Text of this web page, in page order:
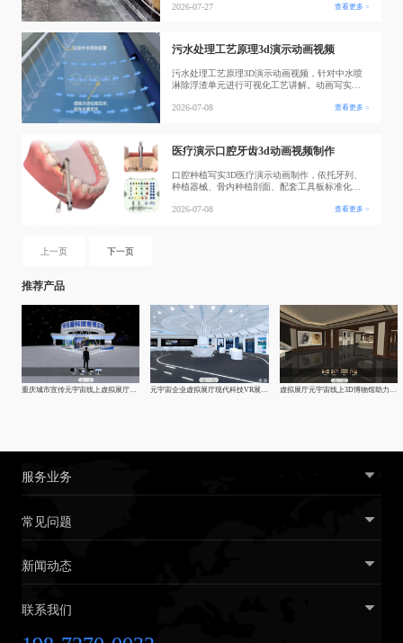
现线上漫游浏览与信息查询，形成高精度数字档
2026-07-27 查看更多 >
污水处理工艺原理3d演示动画视频
污水处理工艺原理3D演示动画视频，针对中水喷
淋除浮渣单元进行可视化工艺讲解。动画写实还
水推送浮渣的运行逻辑；该装置以再生中水作为
失。视频可用于运维培训、方案汇报与技术科
普，也
2026-07-08 查看更多 >
医疗演示口腔牙齿3d动画视频制作
口腔种植写实3D医疗演示动画制作，依托牙列、
种植器械、骨内种植剖面、配套工具板标准化建
数，拆分分步操作镜头，适配医教培训、医患科
2026-07-08 查看更多 >
上一页 下一页
推荐产品
重庆城市宣传元宇宙线上虚拟展厅制作-vr企业|线上展馆|展厅 元宇宙企业虚拟展厅现代科技VR展厅制作 虚拟展厅元宇宙线上3D博物馆助力文化复兴
服务业务
常见问题
新闻动态
联系我们